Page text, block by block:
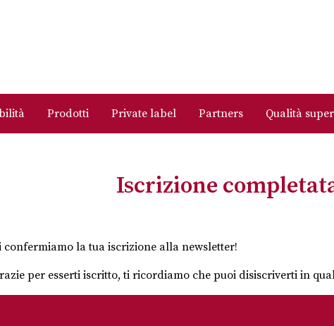
Prodotti Private label Partners Qualità
Iscrizione
confermiamo la tua iscrizione alla newsletter!
per esserti iscritto, ti ricordiamo che puoi disiscriverti in